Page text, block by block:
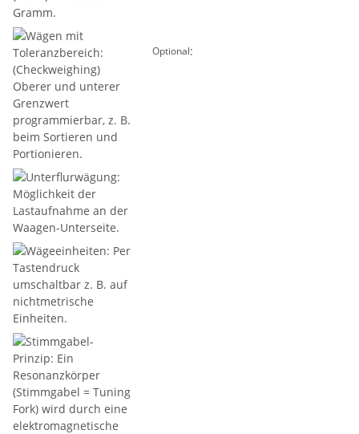
Optional: